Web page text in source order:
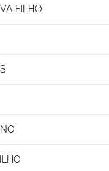
FILHO